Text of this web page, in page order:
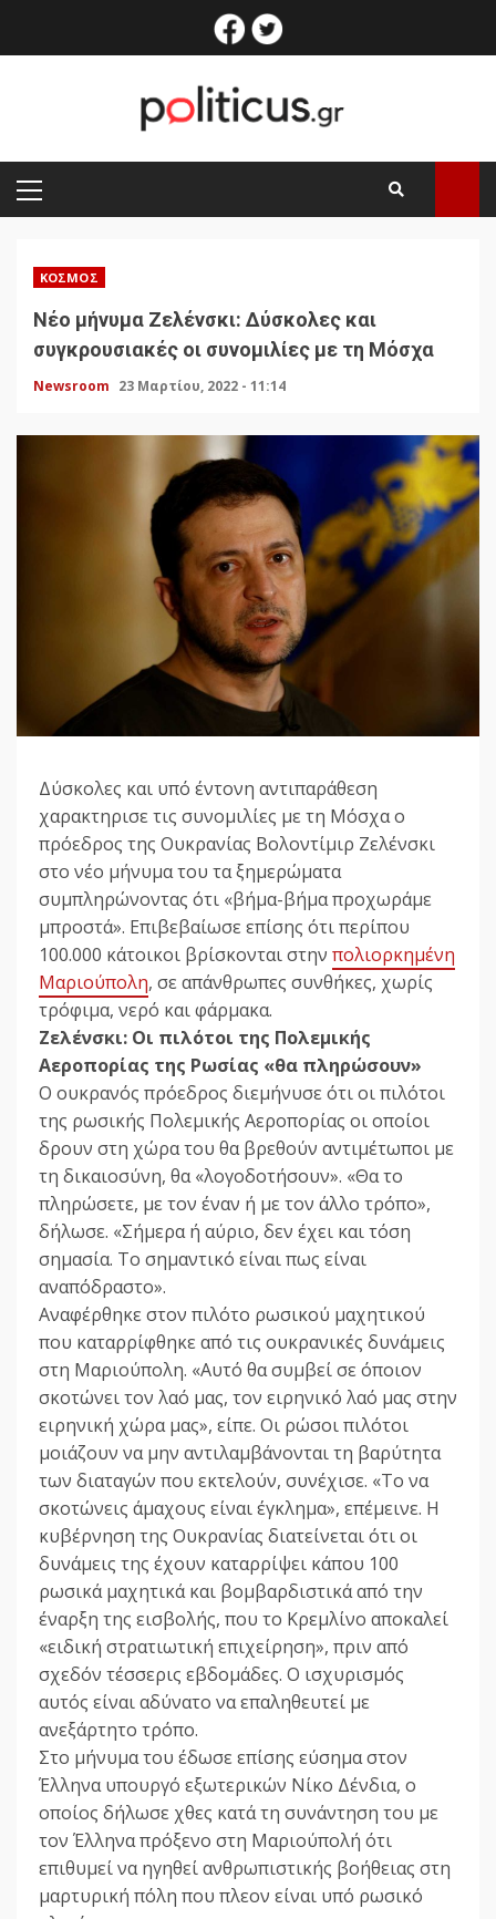
facebook
PRIMARY
MENU
ΚΌΣΜΟΣ
Νέο μήνυμα Ζελένσκι: Δύσκολες και
συγκρουσιακές οι συνομιλίες με τη Μόσχα
Newsroom 23 Μαρτίου, 2022 - 11:14
Δύσκολες και υπό έντονη αντιπαράθεση
χαρακτηρισε τις συνομιλίες με τη Μόσχα ο
πρόεδρος της Ουκρανίας Βολοντίμιρ Ζελένσκι
στο νέο μήνυμα του τα ξημερώματα
συμπληρώνοντας ότι «βήμα-βήμα προχωράμε
μπροστά». Επιβεβαίωσε επίσης ότι περίπου
100.000 κάτοικοι βρίσκονται στην πολιορκημένη
Μαριούπολη, σε απάνθρωπες συνθήκες, χωρίς
τρόφιμα, νερό και φάρμακα.
Ζελένσκι: Οι πιλότοι της Πολεμικής
Αεροπορίας της Ρωσίας «θα πληρώσουν»
Ο ουκρανός πρόεδρος διεμήνυσε ότι οι πιλότοι
της ρωσικής Πολεμικής Αεροπορίας οι οποίοι
δρουν στη χώρα του θα βρεθούν αντιμέτωποι με
τη δικαιοσύνη, θα «λογοδοτήσουν». «Θα το
πληρώσετε, με τον έναν ή με τον άλλο τρόπο»,
δήλωσε. «Σήμερα ή αύριο, δεν έχει και τόση
σημασία. Το σημαντικό είναι πως είναι
αναπόδραστο».
Αναφέρθηκε στον πιλότο ρωσικού μαχητικού
που καταρρίφθηκε από τις ουκρανικές δυνάμεις
στη Μαριούπολη. «Αυτό θα συμβεί σε όποιον
σκοτώνει τον λαό μας, τον ειρηνικό λαό μας στην
ειρηνική χώρα μας», είπε. Οι ρώσοι πιλότοι
μοιάζουν να μην αντιλαμβάνονται τη βαρύτητα
των διαταγών που εκτελούν, συνέχισε. «Το να
σκοτώνεις άμαχους είναι έγκλημα», επέμεινε. Η
κυβέρνηση της Ουκρανίας διατείνεται ότι οι
δυνάμεις της έχουν καταρρίψει κάπου 100
ρωσικά μαχητικά και βομβαρδιστικά από την
έναρξη της εισβολής, που το Κρεμλίνο αποκαλεί
«ειδική στρατιωτική επιχείρηση», πριν από
σχεδόν τέσσερις εβδομάδες. Ο ισχυρισμός
αυτός είναι αδύνατο να επαληθευτεί με
ανεξάρτητο τρόπο.
Στο μήνυμα του έδωσε επίσης εύσημα στον
Έλληνα υπουργό εξωτερικών Νίκο Δένδια, ο
οποίος δήλωσε χθες κατά τη συνάντηση του με
τον Έλληνα πρόξενο στη Μαριούπολή ότι
επιθυμεί να ηγηθεί ανθρωπιστικής βοήθειας στη
μαρτυρική πόλη που πλεον είναι υπό ρωσικό